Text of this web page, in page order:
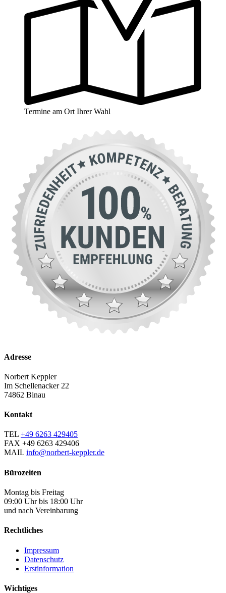
Termine am Ort Ihrer Wahl
Adresse
Norbert Keppler
Im Schellenacker 22
74862 Binau
Kontakt
TEL +49 6263 429405
FAX +49 6263 429406
MAIL info@norbert-keppler.de
Bürozeiten
Montag bis Freitag
09:00 Uhr bis 18:00 Uhr
und nach Vereinbarung
Rechtliches
Impressum
Datenschutz
Erstinformation
Wichtiges